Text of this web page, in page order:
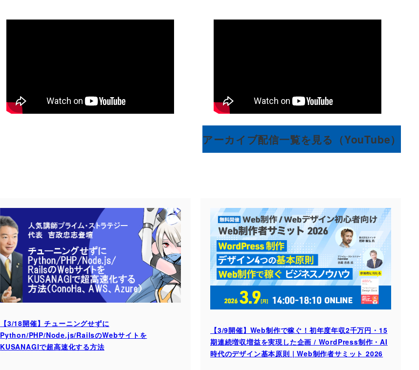
アーカイブ配信一覧を見る（YouTube）
【3/18開催】チューニングせずに
Python/PHP/Node.js/RailsのWebサイトを
KUSANAGIで超高速化する方法
【3/9開催】Web制作で稼ぐ！初年度年収2千万円・15
期連続増収増益を実現した企画 / WordPress制作・AI
時代のデザイン基本原則 | Web制作者サミット 2026